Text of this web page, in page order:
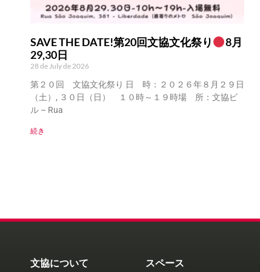
SAVE THE DATE!第20回文協文化祭り
8月
29,30日
28 de July de 2026
第２０回 文協文化祭り 日 時：２０２６年８月２９日
（土）, ３０日（日） １０時～１９時場 所：文協ビ
ル – Rua
続き
文協について スペース